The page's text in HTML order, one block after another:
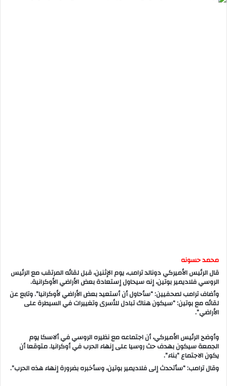
محمد حسونه
قال الرئيس الأميركي دونالد ترامب، يوم الإثنين، قبل لقائه المرتقب مع الرئيس
الروسي فلاديمير بوتين، إنه سيحاول إستعادة بعض الأراضي الأوكرانية.
وأضاف ترامب لصحفيين: “سأحاول أن أستعيد بعض الأراضي لأوكرانيا”. وتابع عن
لقائه مع بوتين: “سيكون هناك تبادل للأسرى وتغييرات في السيطرة على
الأراضي”.
وأوضح الرئيس الأميركي، أن اجتماعه مع نظيره الروسي في ألاسكا يوم
الجمعة سيكون بهدف حث روسيا على إنهاء الحرب في أوكرانيا. متوقعا أن
يكون الاجتماع “بناء”.
وقال ترامب: “سأتحدث إلى فلاديمير بوتين، وسأخبره بضرورة إنهاء هذه الحرب”.